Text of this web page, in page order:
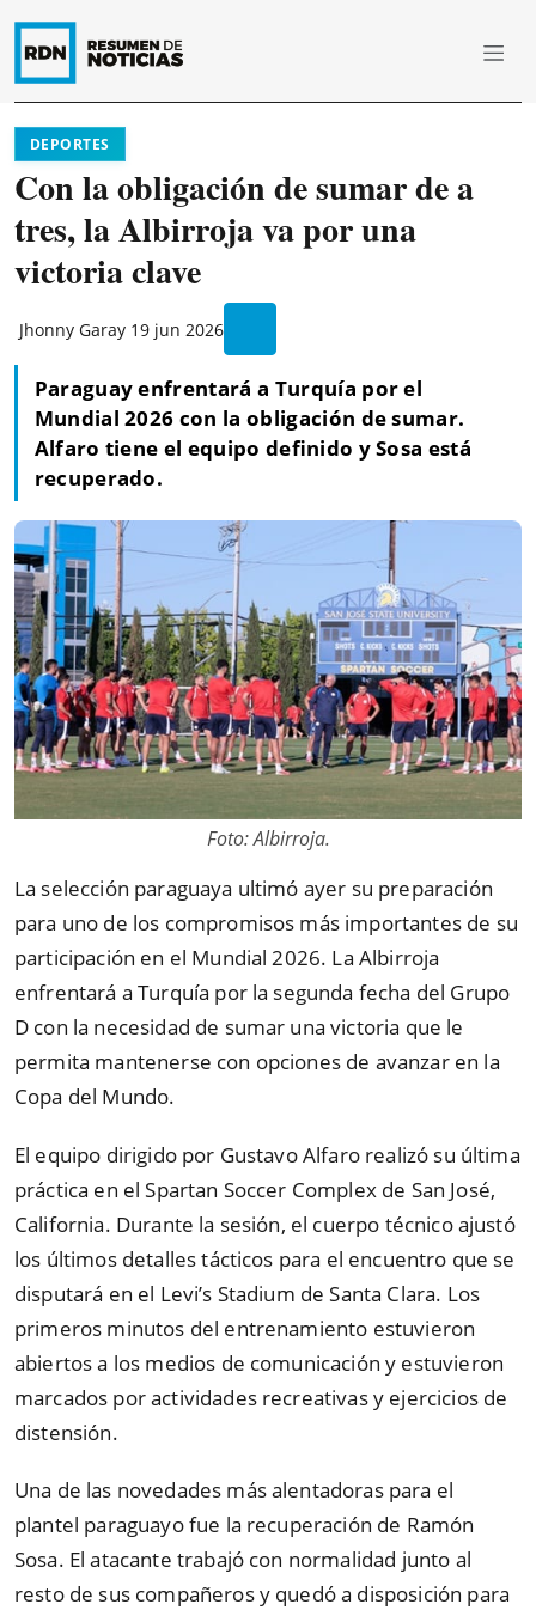
DEPORTES
Con la obligación de sumar de a
tres, la Albirroja va por una
victoria clave
Jhonny Garay 19 jun 2026
Paraguay enfrentará a Turquía por el
Mundial 2026 con la obligación de sumar.
Alfaro tiene el equipo definido y Sosa está
recuperado.
Foto: Albirroja.
La selección paraguaya ultimó ayer su preparación
para uno de los compromisos más importantes de su
participación en el Mundial 2026. La Albirroja
enfrentará a Turquía por la segunda fecha del Grupo
D con la necesidad de sumar una victoria que le
permita mantenerse con opciones de avanzar en la
Copa del Mundo.
El equipo dirigido por Gustavo Alfaro realizó su última
práctica en el Spartan Soccer Complex de San José,
California. Durante la sesión, el cuerpo técnico ajustó
los últimos detalles tácticos para el encuentro que se
disputará en el Levi’s Stadium de Santa Clara. Los
primeros minutos del entrenamiento estuvieron
abiertos a los medios de comunicación y estuvieron
marcados por actividades recreativas y ejercicios de
distensión.
Una de las novedades más alentadoras para el
plantel paraguayo fue la recuperación de Ramón
Sosa. El atacante trabajó con normalidad junto al
resto de sus compañeros y quedó a disposición para